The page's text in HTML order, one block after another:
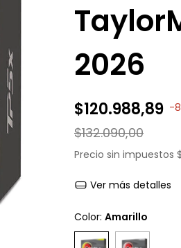
2026
$120.988,89 -8
$132.090,00
Precio sin impuestos
Ver más detalles
Color: Amarillo